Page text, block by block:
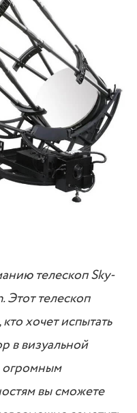
телескоп Sky-
Этот телескоп
хочет испытать
в визуальной
огромным
вы сможете